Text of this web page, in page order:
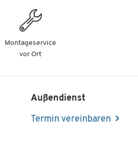
Montageservice
vor Ort
Außendienst
Termin vereinbaren